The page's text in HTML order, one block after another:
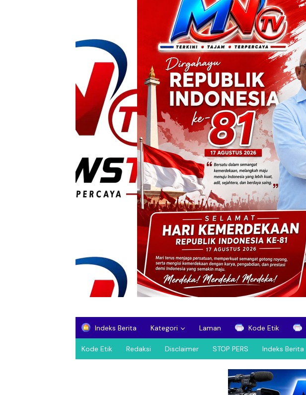
Indeks Berita Kategori Laman Kode Etik
Kode Etik Redaksi Disclaimer STOP PERS Indeks Berita